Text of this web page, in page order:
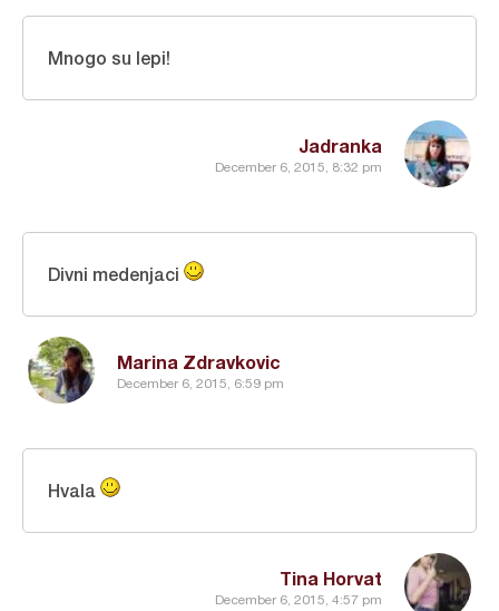
Jadranka
December 6, 2015, 8:32 pm
Mnogo su lepi!
Marina Zdravkovic
December 6, 2015, 6:59 pm
Divni medenjaci
Tina Horvat
December 6, 2015, 4:57 pm
Hvala